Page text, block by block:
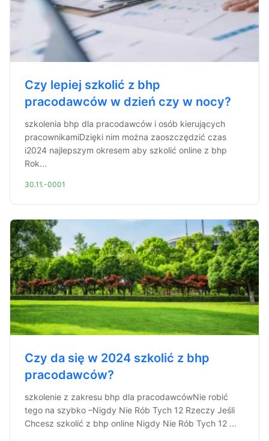
Czy lepiej szkolić z bhp
pracodawców w dzień czy w nocy?
szkolenia bhp dla pracodawców i osób kierujących
pracownikamiDzięki nim można zaoszczędzić czas
i2024 najlepszym okresem aby szkolić online z bhp
Rok...
30.11.-0001
Czy da się w 2024 szkolić z bhp
pracodawców?
szkolenie z zakresu bhp dla pracodawcówNie robić
tego na szybko –Nigdy Nie Rób Tych 12 Rzeczy Jeśli
Chcesz szkolić z bhp online Nigdy Nie Rób Tych 12 ...